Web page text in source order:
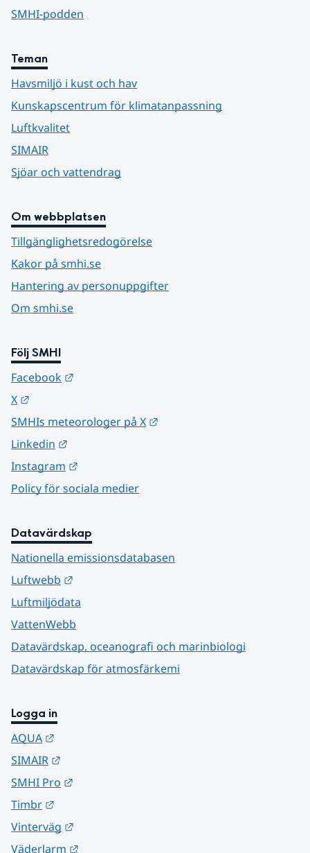
SMHI-podden
Teman
Havsmiljö i kust och hav
Kunskapscentrum för klimatanpassning
Luftkvalitet
SIMAIR
Sjöar och vattendrag
Om webbplatsen
Tillgänglighetsredogörelse
Kakor på smhi.se
Hantering av personuppgifter
Om smhi.se
Följ SMHI
Facebook
X
SMHIs meteorologer på X
Linkedin
Instagram
Policy för sociala medier
Datavärdskap
Nationella emissionsdatabasen
Luftwebb
Luftmiljödata
VattenWebb
Datavärdskap, oceanografi och marinbiologi
Datavärdskap för atmosfärkemi
Logga in
AQUA
SIMAIR
SMHI Pro
Timbr
Vinterväg
Väderlarm